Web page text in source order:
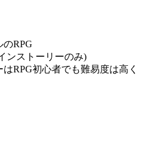
のRPG
ンストーリーのみ)
RPG初心者でも難易度は高く